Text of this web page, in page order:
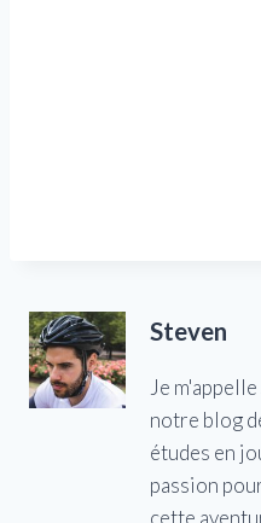
Steven
Je
notre blog
études en
passion
cette